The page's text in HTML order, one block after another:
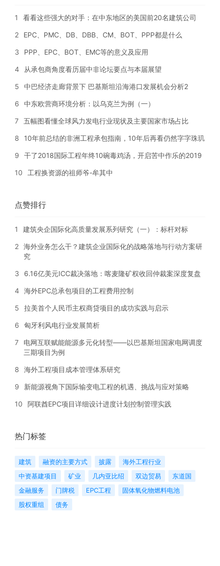
1 看看这些强大的对手：在中东地区的美国前20名建筑公司
2 EPC、PMC、DB、DBB、CM、BOT、PPP都是什么
3 PPP、EPC、BOT、EMC等的意义及应用
4 从承包商角度看历届中非论坛要点与本届展望
5 中巴经济走廊背景下 巴基斯坦沿海港口发展机会分析2
6 中东欧营商环境分析：以乌克兰为例（一）
7 五幅图看懂全球风力发电行业现状及主要国家市场占比
8 10年前总结的非洲工程承包指南，10年后再看仍然字字珠玑
9 干了2018国际工程年终10碗毒鸡汤，开启苦中作乐的2019
10 工程换资源的祖师爷-牟其中
点赞排行
1 建筑央企国际化高质量发展系列研究（一）：标杆对标
2 海外业务怎么干？建筑企业国际化的战略落地与行动方案研
究
3 6.16亿美元ICC裁决落地：喀麦隆矿权收回仲裁案深度复盘
4 海外EPC总承包项目的工程费用控制
5 拉美首个人民币主权商贷项目的成功实践与启示
6 匈牙利风电行业发展简析
7
电网互联赋能能源多元化转型——以巴基斯坦国家电网调度
三期项目为例
8 海外工程项目成本管理体系研究
9 新能源视角下国际输变电工程的机遇、挑战与应对策略
10 阿联酋EPC项目详细设计进度计划控制管理实践
热门标签
建筑 融资的主要方式 披露
海外工程行业
中资基建项目
矿业 几内亚比绍 双边贸易
东道国
金融服务
门牌税 EPC工程
固体氧化物燃料电池
股权重组
债务